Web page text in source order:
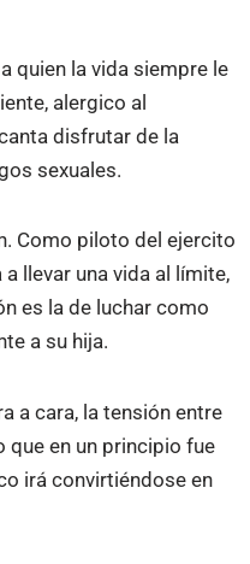
quien la vida siempre le
alergico al
disfrutar de la
sexuales.
Como piloto del ejercito
llevar una vida al límite,
es la de luchar como
a su hija.
a cara, la tensión entre
que en un principio fue
irá convirtiéndose en